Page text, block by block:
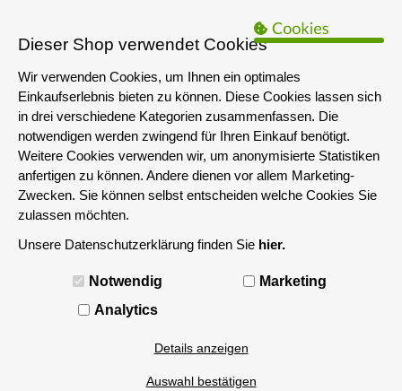
Das servershop-bayern.de Angebot richtet sich nur an
Unternehmen i.S.d. § 14 BGB sowie die öffentliche Hand. Ein Verkauf
an Privatpersonen ist nicht möglich.
MENÜ
Dieser Shop verwendet Cookies
Wir verwenden Cookies, um Ihnen ein optimales
Einkaufserlebnis bieten zu können. Diese Cookies lassen sich
in drei verschiedene Kategorien zusammenfassen. Die
notwendigen werden zwingend für Ihren Einkauf benötigt.
Weitere Cookies verwenden wir, um anonymisierte Statistiken
anfertigen zu können. Andere dienen vor allem Marketing-
Zwecken. Sie können selbst entscheiden welche Cookies Sie
zulassen möchten.
Unsere Datenschutzerklärung finden Sie hier.
Notwendig
Marketing
Analytics
Details anzeigen
Auswahl bestätigen